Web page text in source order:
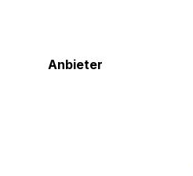
Anbieter